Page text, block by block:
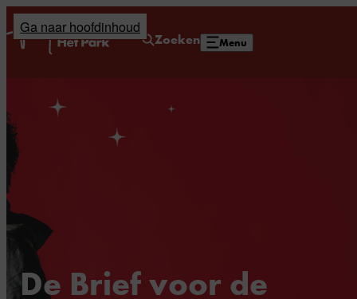
Ga naar hoofdinhoud
Zoeken Menu
Home
De Brief voor de